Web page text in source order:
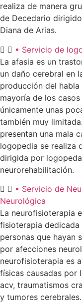
realiza de manera
de Decedario
Diana de Arias.
• Servicio de
La afasia es un
un daño cerebral en
producción del habla
mayoría de los
únicamente unas
también muy
presentan una mala
logopedia se realiza
dirigida por
neurorehabilitación.
• Servicio de
Neurológica
La neurofisioterapia
fisioterapia
personas que hayan
por afecciones
neurofisioterapia es
físicas causadas por
acv, traumatismos
y tumores cerebrales.